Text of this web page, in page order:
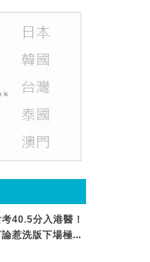
40.5分入港醫！
惹洗版下場極震